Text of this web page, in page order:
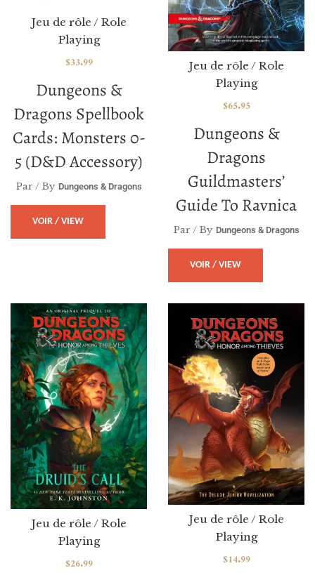
Dungeons &
Dragons Spellbook
Cards: Monsters 0-
5 (D&D Accessory)
Jeu de rôle / Role
Playing
$33.99
Par / By Dungeons & Dragons
VOIR / VIEW
Dungeons &
Dragons
Guildmasters’
Guide To Ravnica
Jeu de rôle / Role
Playing
$65.95
Par / By Dungeons & Dragons
VOIR / VIEW
Jeu de rôle / Role
Playing
$26.99
Jeu de rôle / Role
Playing
$14.99